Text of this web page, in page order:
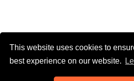
This website uses cookies to
best experience on our website.